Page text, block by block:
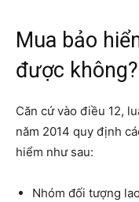
Mua bảo
được không?
Căn cứ vào điều 12,
năm 2014 quy định
hiểm như sau:
Nhóm đối tượng